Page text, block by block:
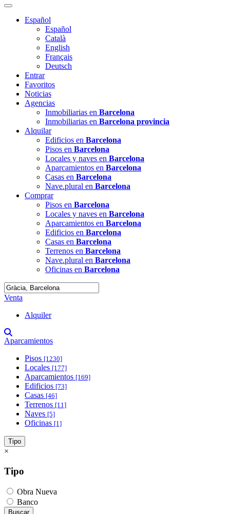
Español
Español
Català
English
Français
Deutsch
Entrar
Favoritos
Noticias
Agencias
Inmobiliarias en Barcelona
Inmobiliarias en Barcelona provincia
Alquilar
Edificios en Barcelona
Pisos en Barcelona
Locales y naves en Barcelona
Aparcamientos en Barcelona
Casas en Barcelona
Nave.plural en Barcelona
Comprar
Pisos en Barcelona
Locales y naves en Barcelona
Aparcamientos en Barcelona
Edificios en Barcelona
Casas en Barcelona
Terrenos en Barcelona
Nave.plural en Barcelona
Oficinas en Barcelona
Venta
Alquiler
Aparcamientos
Pisos [1230]
Locales [177]
Aparcamientos [169]
Edificios [73]
Casas [46]
Terrenos [11]
Naves [5]
Oficinas [1]
Tipo
×
Tipo
Obra Nueva
Banco
Buscar